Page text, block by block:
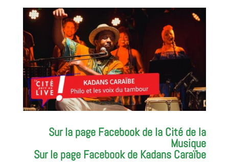
Sur la page Facebook de la Cité de la
Musique
Sur le page Facebook de Kadans Caraïbe